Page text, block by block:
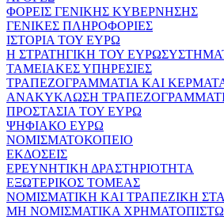
ΦΟΡΕΙΣ ΓΕΝΙΚΗΣ ΚΥΒΕΡΝΗΣΗΣ
ΓΕΝΙΚΕΣ ΠΛΗΡΟΦΟΡΙΕΣ
ΙΣΤΟΡΙΑ ΤΟΥ ΕΥΡΩ
Η ΣΤΡΑΤΗΓΙΚΗ ΤΟΥ
ΤΑΜΕΙΑΚΕΣ ΥΠΗΡΕΣΙΕΣ
ΤΡΑΠΕΖΟΓΡΑΜΜΑΤΙΑ ΚΑΙ
ΑΝΑΚΥΚΛΩΣΗ
ΠΡΟΣΤΑΣΙΑ ΤΟΥ ΕΥΡΩ
ΨΗΦΙΑΚΟ ΕΥΡΩ
ΝΟΜΙΣΜΑΤΟΚΟΠΕΙΟ
ΕΚΔΟΣΕΙΣ
ΕΡΕΥΝΗΤΙΚΗ ΔΡΑΣΤΗΡΙΟΤΗΤΑ
ΕΞΩΤΕΡΙΚΟΣ ΤΟΜΕΑΣ
ΝΟΜΙΣΜΑΤΙΚΗ ΚΑΙ ΤΡΑΠΕΖΙΚΗ
ΜΗ ΝΟΜΙΣΜΑΤΙΚΑ